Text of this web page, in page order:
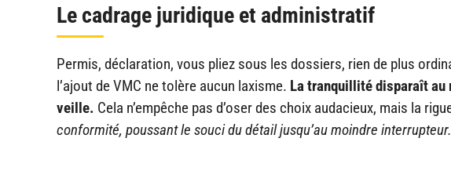
Le cadrage juridique et administratif
Permis, déclaration, vous pliez sous les dossiers, rien de plus
l’ajout de VMC ne tolère aucun laxisme. La tranquillité disparaît au
veille. Cela n’empêche pas d’oser des choix audacieux, mais la
conformité, poussant le souci du détail jusqu’au moindre interrupteur.